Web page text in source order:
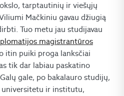
tarptautinių ir viešųjų
Mačkiniu gavau džiugią
Tuo metu jau studijavau
magistrantūros
itin puiki proga lanksčiai
tik dar labiau paskatino
gale, po bakalauro studijų,
universitetu ir institutu,